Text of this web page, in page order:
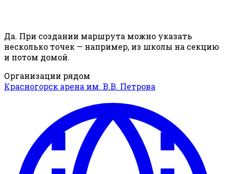
Да. При создании маршрута можно указать
несколько точек — например, из школы на секцию
и потом домой.
Организации рядом
Красногорск арена им. В.В. Петрова